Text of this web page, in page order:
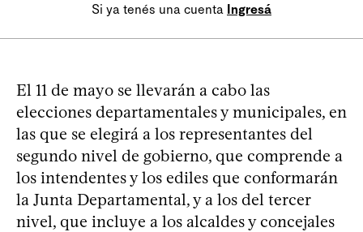
Si ya tenés una cuenta Ingresá
El 11 de mayo se llevarán a cabo las
elecciones departamentales y municipales, en
las que se elegirá a los representantes del
segundo nivel de gobierno, que comprende a
los intendentes y los ediles que conformarán
la Junta Departamental, y a los del tercer
nivel, que incluye a los alcaldes y concejales